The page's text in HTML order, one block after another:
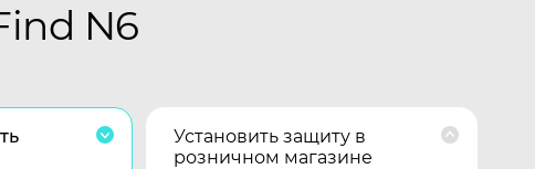
N6
Установить защиту в
розничном магазине